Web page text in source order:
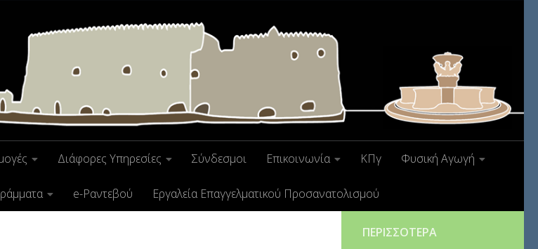
Διάφορες Υπηρεσίες Σύνδεσμοι Επικοινωνία ΚΠγ Φυσική Αγωγή
e-Ραντεβού Εργαλεία Επαγγελματικού Προσανατολισμού
ΠΕΡΙΣΣΌΤΕΡΑ